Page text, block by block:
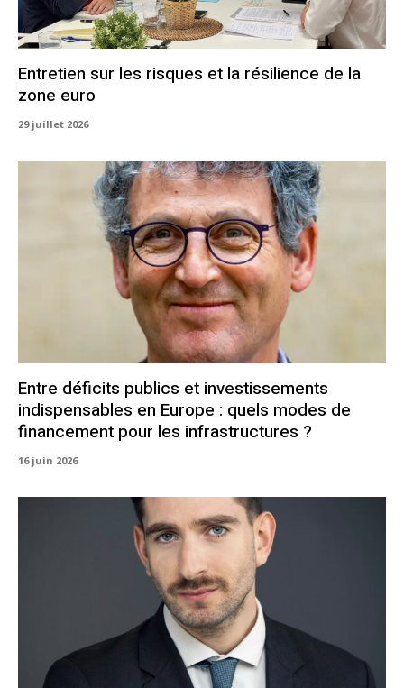
Entretien sur les risques et la résilience de la
zone euro
29 juillet 2026
Entre déficits publics et investissements
indispensables en Europe : quels modes de
financement pour les infrastructures ?
16 juin 2026